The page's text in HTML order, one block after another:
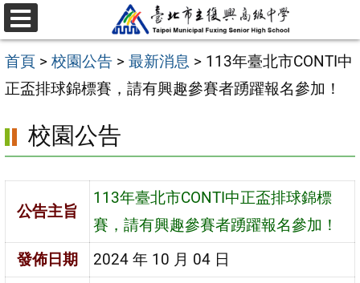
跳
至
主
要
容
區
選
單
首頁 > 校園公告 > 最新消息 > 113年臺北市CONTI中
正盃排球錦標賽，請有興趣參賽者踴躍報名參加！
校園公告
公告主旨
113年臺北市CONTI中正盃排球錦標
賽，請有興趣參賽者踴躍報名參加！
發佈日期
2024 年 10 月 04 日